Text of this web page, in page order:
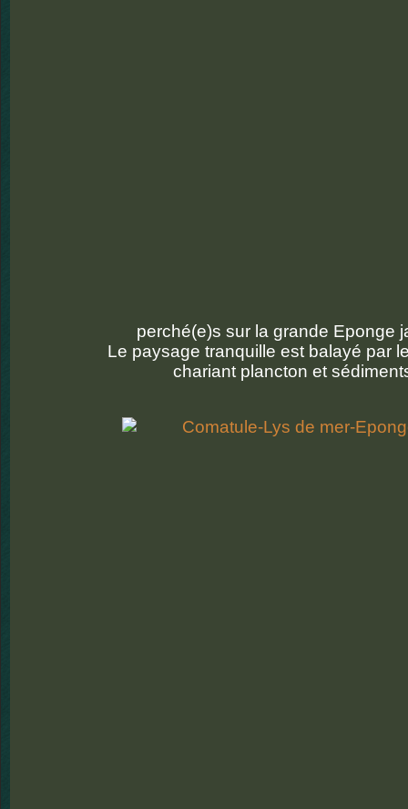
perché(e)s sur la grande Eponge
Le paysage tranquille est balayé par
chariant plancton et